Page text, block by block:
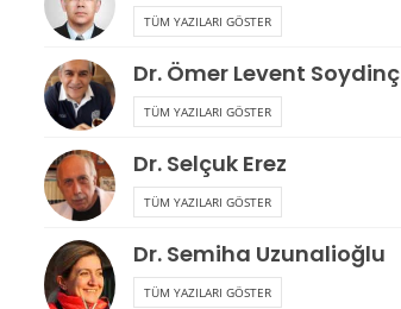
TÜM YAZILARI GÖSTER
Dr. Ömer Levent Soydinç
TÜM YAZILARI GÖSTER
Dr. Selçuk Erez
TÜM YAZILARI GÖSTER
Dr. Semiha Uzunalioğlu
TÜM YAZILARI GÖSTER